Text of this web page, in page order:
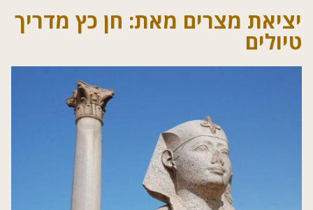
יציאת מצרים מאת: חן כץ מדריך
טיולים